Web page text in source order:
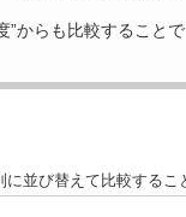
”からも比較することで
並び替えて比較するこ